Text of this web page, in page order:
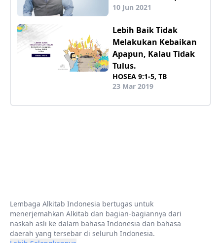
10 Jun 2021
Lebih Baik Tidak
Melakukan Kebaikan
Apapun, Kalau Tidak
Tulus.
HOSEA 9:1-5, TB
23 Mar 2019
Lembaga Alkitab Indonesia bertugas untuk
menerjemahkan Alkitab dan bagian-bagiannya dari
naskah asli ke dalam bahasa Indonesia dan bahasa
daerah yang tersebar di seluruh Indonesia.